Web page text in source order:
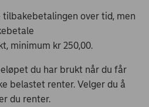
over tid, men
minimum kr 250,00.
du har brukt når du får
belastet renter. Velger du å
du renter.